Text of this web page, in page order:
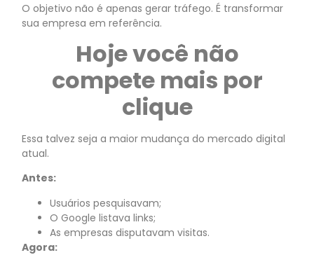
O objetivo não é apenas gerar tráfego. É transformar
sua empresa em referência.
Hoje você não
compete mais por
clique
Essa talvez seja a maior mudança do mercado digital
atual.
Antes:
Usuários pesquisavam;
O Google listava links;
As empresas disputavam visitas.
Agora: